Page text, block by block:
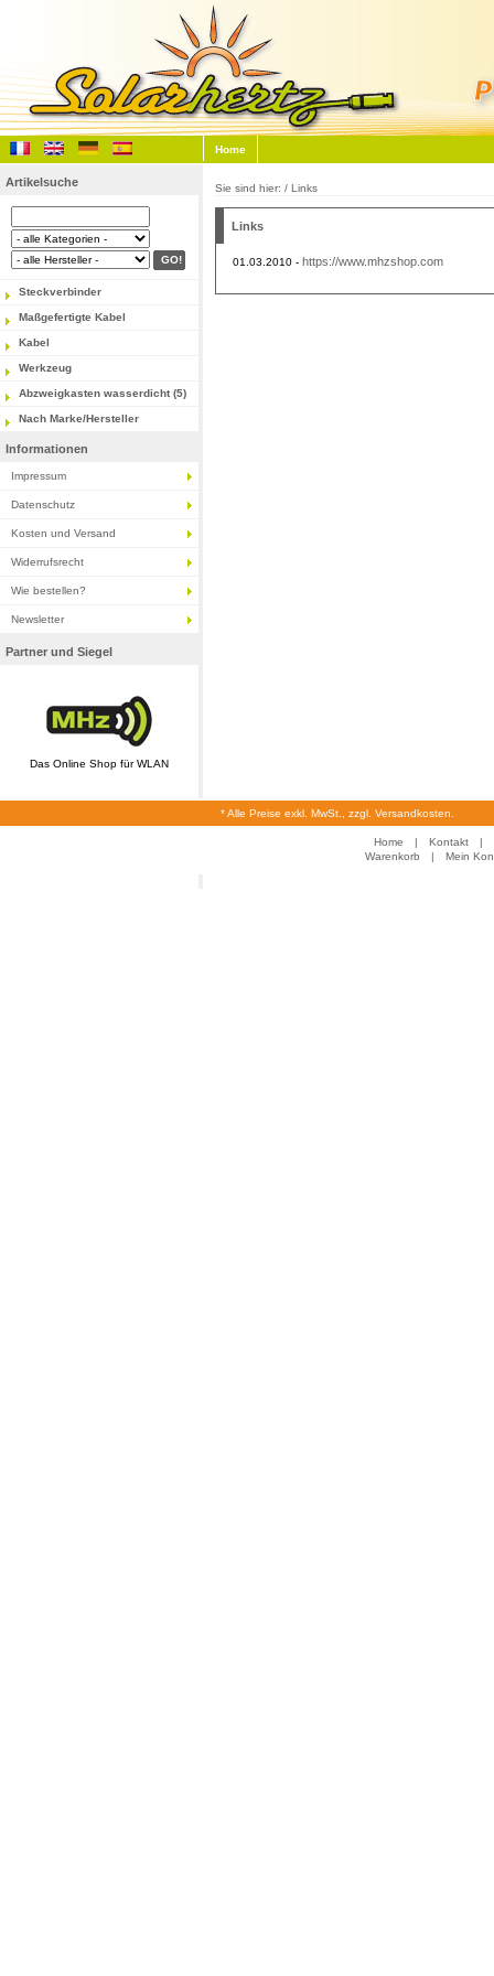
Home
Artikelsuche
Steckverbinder
Maßgefertigte Kabel
Kabel
Werkzeug
Abzweigkasten wasserdicht (5)
Nach Marke/Hersteller
Informationen
Impressum
Datenschutz
Kosten und Versand
Widerrufsrecht
Wie bestellen?
Newsletter
Partner und Siegel
Das Online Shop für WLAN
Sie sind hier: / Links
Links
01.03.2010 - https://www.mhzshop.com
* Alle Preise exkl. MwSt., zzgl. Versandkosten.
Home | Kontakt
|
Warenkorb
| Mein